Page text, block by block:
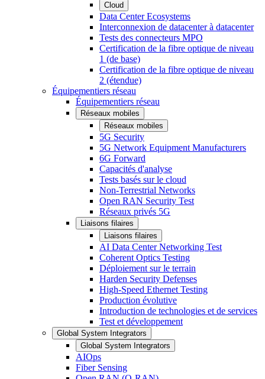
Cloud
Data Center Ecosystems
Interconnexion de datacenter à datacenter
Tests des connecteurs MPO
Certification de la fibre optique de niveau
1 (de base)
Certification de la fibre optique de niveau
2 (étendue)
Équipementiers réseau
Équipementiers réseau
Réseaux mobiles
Réseaux mobiles
5G Security
5G Network Equipment Manufacturers
6G Forward
Capacités d'analyse
Tests basés sur le cloud
Non-Terrestrial Networks
Open RAN Security Test
Réseaux privés 5G
Liaisons filaires
Liaisons filaires
AI Data Center Networking Test
Coherent Optics Testing
Déploiement sur le terrain
Harden Security Defenses
High-Speed Ethernet Testing
Production évolutive
Introduction de technologies et de services
Test et développement
Global System Integrators
Global System Integrators
AIOps
Fiber Sensing